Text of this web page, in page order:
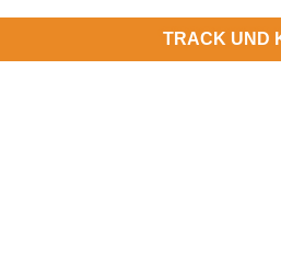
TRACK UND